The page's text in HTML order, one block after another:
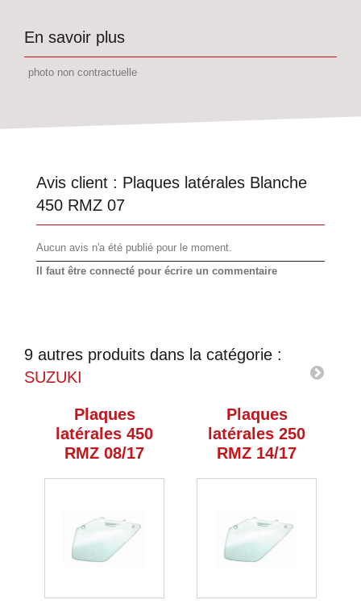
En savoir plus
photo non contractuelle
Avis client : Plaques latérales Blanche
450 RMZ 07
Aucun avis n'a été publié pour le moment.
Il faut être connecté pour écrire un commentaire
9 autres produits dans la catégorie :
SUZUKI
Plaques
latérales 450
RMZ 08/17
Plaques
latérales 250
RMZ 14/17